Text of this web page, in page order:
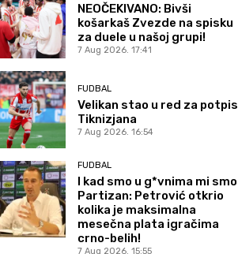
NEOČEKIVANO: Bivši
košarkaš Zvezde na spisku
za duele u našoj grupi!
7 Aug 2026. 17:41
FUDBAL
Velikan stao u red za potpis
Tiknizjana
7 Aug 2026. 16:54
FUDBAL
I kad smo u g*vnima mi smo
Partizan: Petrović otkrio
kolika je maksimalna
mesečna plata igračima
crno-belih!
7 Aug 2026. 15:55